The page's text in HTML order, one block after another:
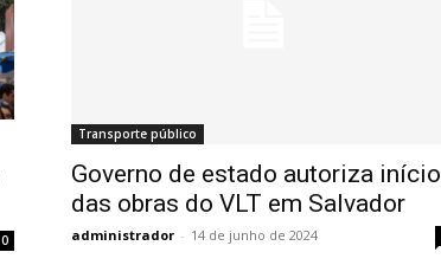
0
Transporte público
Governo de estado autoriza início
das obras do VLT em Salvador
administrador - 14 de junho de 2024